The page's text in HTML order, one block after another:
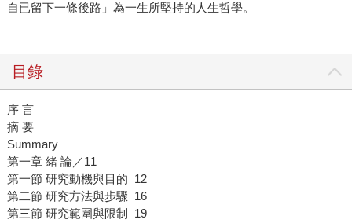
自已留下一條後路」為一生所堅持的人生哲學。
目錄
序 言
摘 要
Summary
第一章 緒 論／11
第一節 研究動機與目的 12
第二節 研究方法與步驟 16
第三節 研究範圍與限制 19